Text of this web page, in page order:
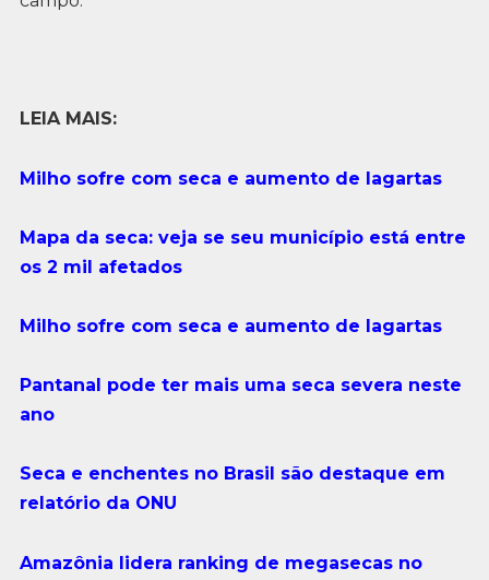
LEIA MAIS:
Milho sofre com seca e aumento de lagartas
Mapa da seca: veja se seu município está entre
os 2 mil afetados
Milho sofre com seca e aumento de lagartas
Pantanal pode ter mais uma seca severa neste
ano
Seca e enchentes no Brasil são destaque em
relatório da ONU
Amazônia lidera ranking de megasecas no